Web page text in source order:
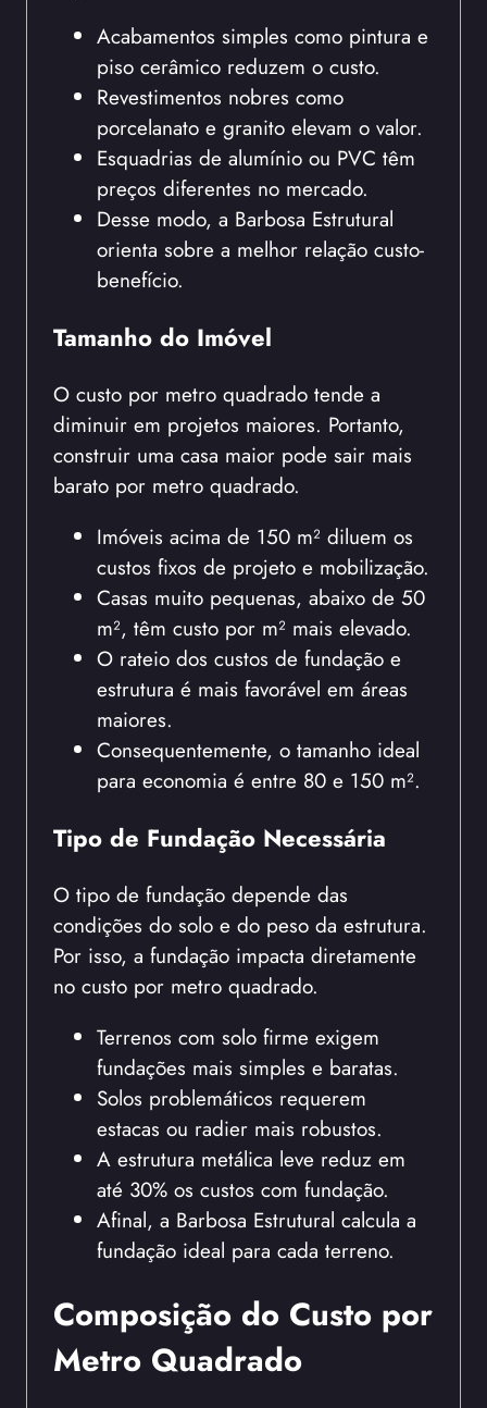
Acabamentos simples como pintura e
piso cerâmico reduzem o custo.
Revestimentos nobres como
porcelanato e granito elevam o valor.
Esquadrias de alumínio ou PVC têm
preços diferentes no mercado.
Desse modo, a Barbosa Estrutural
orienta sobre a melhor relação custo-
benefício.
Tamanho do Imóvel
O custo por metro quadrado tende a
diminuir em projetos maiores. Portanto,
construir uma casa maior pode sair mais
barato por metro quadrado.
Imóveis acima de 150 m² diluem os
custos fixos de projeto e mobilização.
Casas muito pequenas, abaixo de 50
m², têm custo por m² mais elevado.
O rateio dos custos de fundação e
estrutura é mais favorável em áreas
maiores.
Consequentemente, o tamanho ideal
para economia é entre 80 e 150 m².
Tipo de Fundação Necessária
O tipo de fundação depende das
condições do solo e do peso da estrutura.
Por isso, a fundação impacta diretamente
no custo por metro quadrado.
Terrenos com solo firme exigem
fundações mais simples e baratas.
Solos problemáticos requerem
estacas ou radier mais robustos.
A estrutura metálica leve reduz em
até 30% os custos com fundação.
Afinal, a Barbosa Estrutural calcula a
fundação ideal para cada terreno.
Composição do Custo por
Metro Quadrado